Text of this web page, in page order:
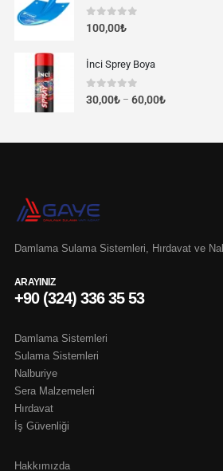
0 out of 5
100,00₺
İnci Sprey Boya
0out of 5
30,00₺ – 60,00₺
Damlama Sulama Sistemleri, Hırdavat ve
ARAYINIZ
+90 (324) 336 35 53
Damlama Sistemleri
Sulama Sistemleri
Nalburiye
Sera Malzemeleri
Hırdavat
İş Güvenliği
Hakkımızda